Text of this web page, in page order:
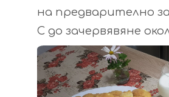
на предварително
C до зачервявяне